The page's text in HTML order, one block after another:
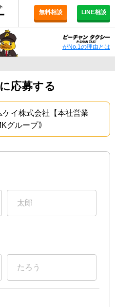
無料相談 LINE相談
がNo.1の理由とは
応募する
ケイ株式会社【本社営業
グループ｠